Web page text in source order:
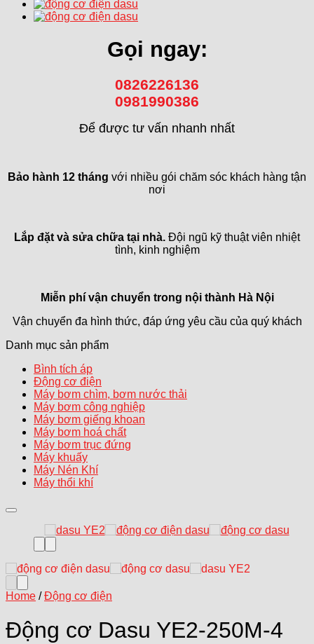
Gọi ngay:
0826226136
0981990386
Để được tư vấn nhanh nhất
Bảo hành 12 tháng với nhiều gói chăm sóc khách hàng tận
nơi
Lắp đặt và sửa chữa tại nhà. Đội ngũ kỹ thuật viên nhiệt
tình, kinh nghiệm
Miễn phí vận chuyển trong nội thành Hà Nội
Vận chuyển đa hình thức, đáp ứng yêu cầu của quý khách
Danh mục sản phẩm
Bình tích áp
Động cơ điện
Máy bơm chìm, bơm nước thải
Máy bơm công nghiệp
Máy bơm giếng khoan
Máy bơm hoá chất
Máy bơm trục đứng
Máy khuấy
Máy Nén Khí
Máy thổi khí
Home / Động cơ điện
Động cơ Dasu YE2-250M-4